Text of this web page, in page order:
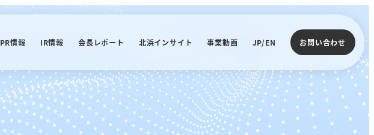
PR情報 IR情報 会長レポート 北浜インサイト 事業動画 JP/EN お問い合わせ